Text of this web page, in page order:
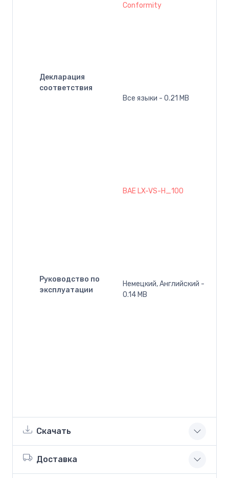
Декларация
соответствия
Conformity
Все языки - 0.21 MB
Руководство по
эксплуатации
BAE LX-VS-H_100
Немецкий, Английский -
0.14 MB
Скачать
Доставка